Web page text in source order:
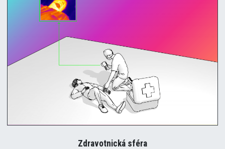
Zdravotnická sféra